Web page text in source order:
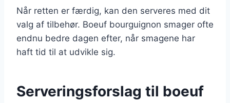
Når retten er færdig, kan den serveres med dit
valg af tilbehør. Boeuf bourguignon smager ofte
endnu bedre dagen efter, når smagene har
haft tid til at udvikle sig.
Serveringsforslag til boeuf